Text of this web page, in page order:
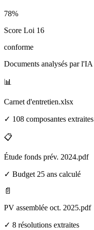
78%
Score Loi 16
conforme
Documents analysés par l'IA
📊
Carnet d'entretien.xlsx
✓ 108 composantes extraites
📋
Étude fonds prév. 2024.pdf
✓ Budget 25 ans calculé
📄
PV assemblée oct. 2025.pdf
✓ 8 résolutions extraites